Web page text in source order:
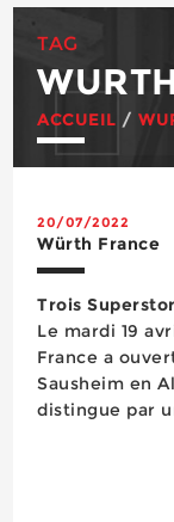
TAG
ACCUEIL /
20/07/2022
Würth France
Trois
Le mardi 19
France a
Sausheim en
distingue par